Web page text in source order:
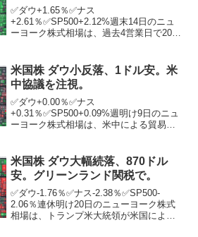
✅ダウ+1.65％✅ナス
+2.61％✅SP500+2.12%週末14日のニュ
ーヨーク株式相場は、過去4営業日で2000
ーク証券取引所の出来高は前日比2638万
株減の1...
米国株 ダウ小反落、1ドル安。米
中協議を注視。
✅ダウ+0.00％✅ナス
+0.31％✅SP500+0.09%週明け9日のニュ
ーヨーク株式相場は、米中による貿易協
に閣僚級の貿易協議を行った。米側のハ
イテク関連の輸出規...
米国株 ダウ大幅続落、870ドル
安。グリーンランド関税で。
✅ダウ-1.76％✅ナス-2.38％✅SP500-
2.06％連休明け20日のニューヨーク株式
相場は、トランプ米大統領が米国による